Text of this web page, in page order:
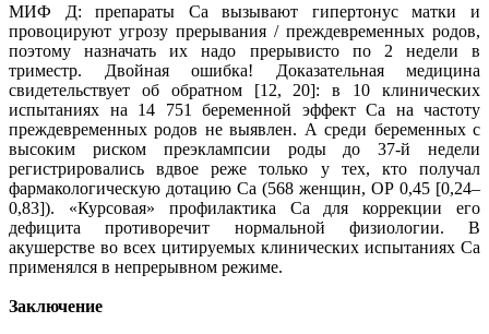
МИФ Д: препараты Са вызывают гипертонус матки и
провоцируют угрозу прерывания / преждевременных родов,
поэтому назначать их надо прерывисто по 2 недели в
триместр. Двойная ошибка! Доказательная медицина
свидетельствует об обратном [12, 20]: в 10 клинических
испытаниях на 14 751 беременной эффект Са на частоту
преждевременных родов не выявлен. А среди беременных с
высоким риском преэклампсии роды до 37-й недели
регистрировались вдвое реже только у тех, кто получал
фармакологическую дотацию Са (568 женщин, ОР 0,45 [0,24–
0,83]). «Курсовая» профилактика Са для коррекции его
дефицита противоречит нормальной физиологии. В
акушерстве во всех цитируемых клинических испытаниях Са
применялся в непрерывном режиме.
Заключение